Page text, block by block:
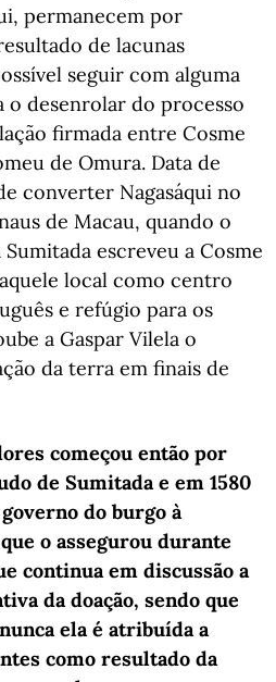
permanecem por
de lacunas
seguir com alguma
o desenrolar do processo
firmada entre Cosme
de Omura. Data de
converter Nagasáqui no
de Macau, quando o
escreveu a Cosme
local como centro
e refúgio para os
a Gaspar Vilela o
da terra em finais de
começou então por
de Sumitada e em 1580
do burgo à
o assegurou durante
continua em discussão a
da doação, sendo que
ela é atribuída a
como resultado da